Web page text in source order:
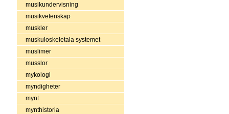
musikundervisning
musikvetenskap
muskler
muskuloskeletala systemet
muslimer
musslor
mykologi
myndigheter
mynt
mynthistoria